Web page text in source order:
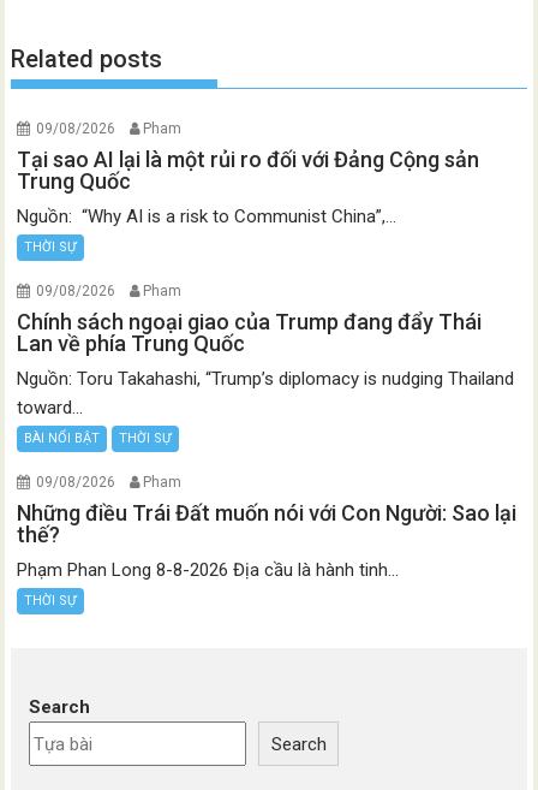
Related posts
09/08/2026 Pham
Tại sao AI lại là một rủi ro đối với Đảng Cộng sản
Trung Quốc
Nguồn: “Why AI is a risk to Communist China”,...
THỜI SỰ
09/08/2026 Pham
Chính sách ngoại giao của Trump đang đẩy Thái
Lan về phía Trung Quốc
Nguồn: Toru Takahashi, “Trump’s diplomacy is nudging Thailand
toward...
BÀI NỔI BẬT THỜI SỰ
09/08/2026 Pham
Những điều Trái Đất muốn nói với Con Người: Sao lại
thế?
Phạm Phan Long 8-8-2026 Địa cầu là hành tinh...
THỜI SỰ
Search
Search